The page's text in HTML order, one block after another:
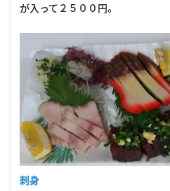
が入って２５００円。
刺身